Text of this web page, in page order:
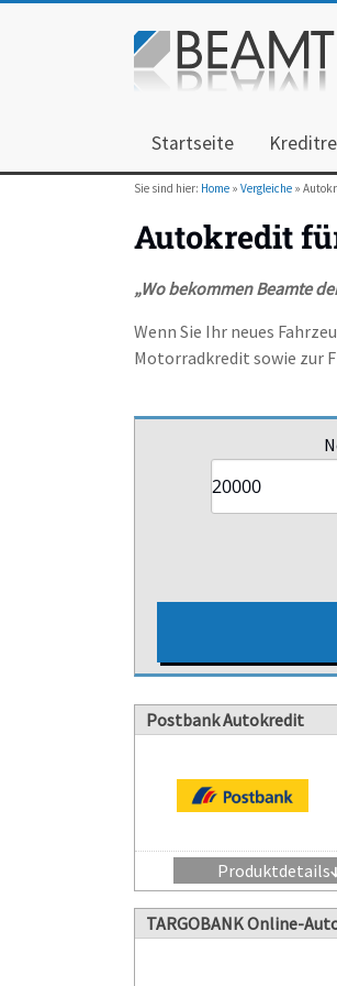
Startseite
Sie sind hier: Home » Vergleiche »
Autokredit
„Wo bekommen Beamte
Wenn Sie Ihr neues
Motorradkredit sowie zur
Video-Ident
Postbank Autokredit
Produktdetails
TARGOBANK Online-